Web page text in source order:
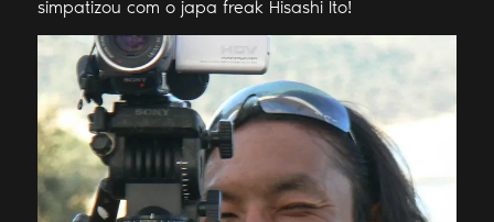
simpatizou com o japa freak Hisashi Ito!